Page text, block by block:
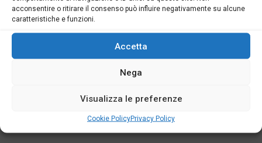
acconsentire o ritirare il consenso può influire negativamente su alcune
caratteristiche e funzioni.
Accetta
Nega
Visualizza le preferenze
Cookie PolicyPrivacy Policy